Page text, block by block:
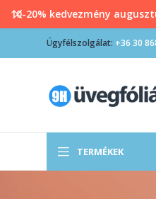
Ügyfélszolgálat: +36 30
TERMÉKEK
10-20% kedvezmény